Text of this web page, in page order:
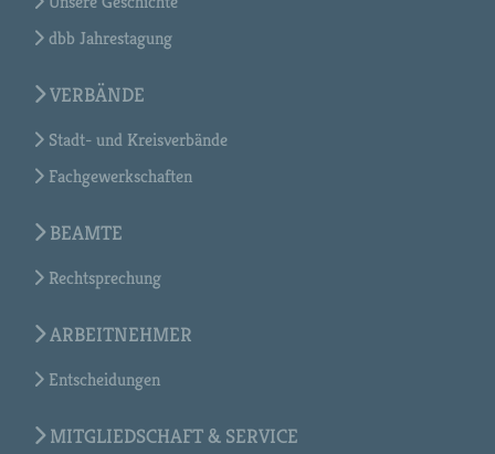
dbb Jahrestagung
VERBÄNDE
Stadt- und Kreisverbände
Fachgewerkschaften
BEAMTE
Rechtsprechung
ARBEITNEHMER
Entscheidungen
MITGLIEDSCHAFT & SERVICE